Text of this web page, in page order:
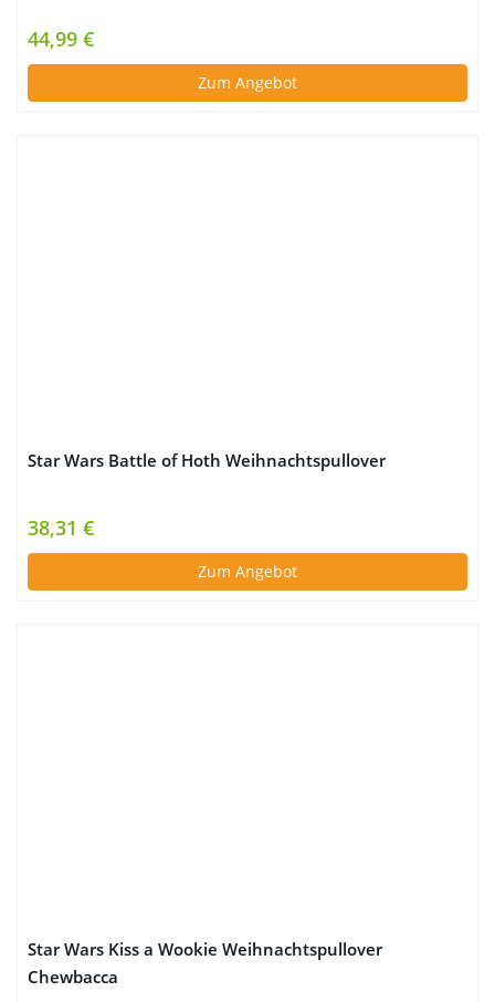
44,99 €
Zum Angebot
Star Wars Battle of Hoth Weihnachtspullover
38,31 €
Zum Angebot
Star Wars Kiss a Wookie Weihnachtspullover
Chewbacca